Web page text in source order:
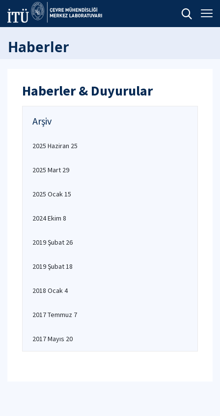
Haberler
Haberler & Duyurular
Arşiv
2025 Haziran 25
2025 Mart 29
2025 Ocak 15
2024 Ekim 8
2019 Şubat 26
2019 Şubat 18
2018 Ocak 4
2017 Temmuz 7
2017 Mayıs 20